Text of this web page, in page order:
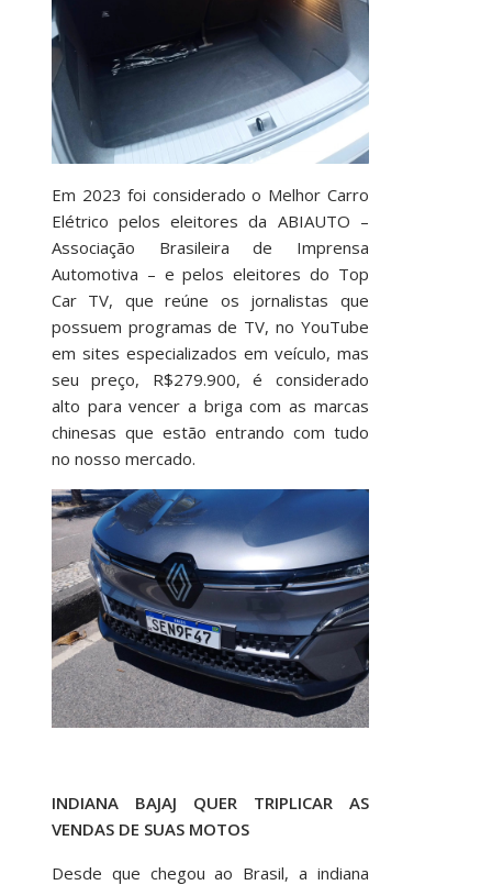
Em 2023 foi considerado o Melhor Carro
Elétrico pelos eleitores da ABIAUTO –
Associação Brasileira de Imprensa
Automotiva – e pelos eleitores do Top
Car TV, que reúne os jornalistas que
possuem programas de TV, no YouTube
em sites especializados em veículo, mas
seu preço, R$279.900, é considerado
alto para vencer a briga com as marcas
chinesas que estão entrando com tudo
no nosso mercado.
INDIANA BAJAJ QUER TRIPLICAR AS
VENDAS DE SUAS MOTOS
Desde que chegou ao Brasil, a indiana